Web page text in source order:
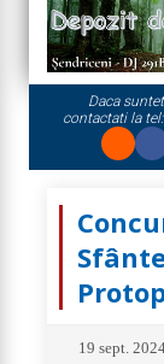
Daca
contactati la tel:
19 sept.